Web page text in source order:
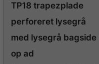
TP18 trapezplade
perforeret lysegrå
med lysegrå bagside
op ad